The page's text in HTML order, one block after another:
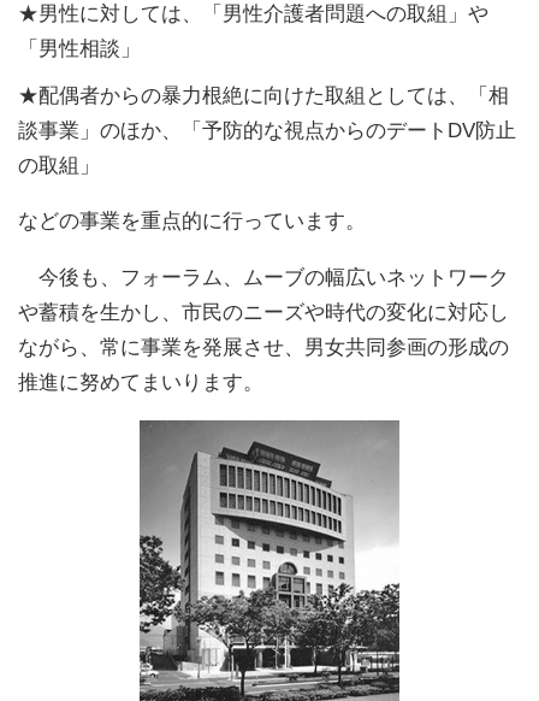
★男性に対しては、「男性介護者問題への取組」や
「男性相談」
★配偶者からの暴力根絶に向けた取組としては、「相
談事業」のほか、「予防的な視点からのデートDV防止
の取組」
などの事業を重点的に行っています。
今後も、フォーラム、ムーブの幅広いネットワーク
や蓄積を生かし、市民のニーズや時代の変化に対応し
ながら、常に事業を発展させ、男女共同参画の形成の
推進に努めてまいります。